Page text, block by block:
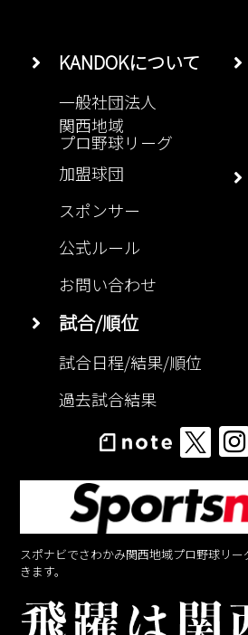
KANDOKについて
一般社団法人
関西地域
プロ野球リーグ
加盟球団
スポンサー
公式ルール
お問い合わせ
試合/順位
試合日程/結果/順位
過去試合結果
スポナビでさわかみ関西地域プロ野球リ
きます。